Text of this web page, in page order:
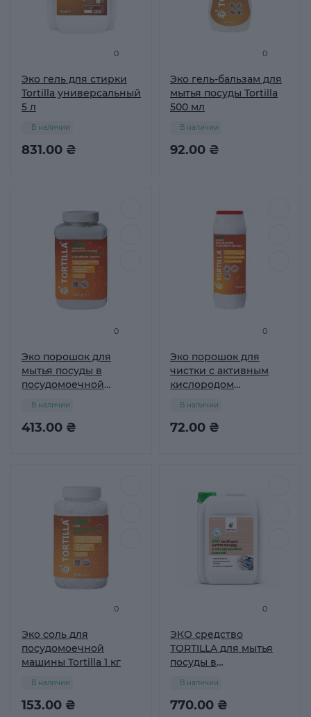
0
Эко гель для стирки
Tortilla универсальный
5 л
831.00 ₴
В наличии
0
Эко гель-бальзам для
мытья посуды Tortilla
500 мл
92.00 ₴
В наличии
0
Эко порошок для
мытья посуды в
посудомоечной
413.00 ₴
В наличии
0
Эко порошок для
чистки с активным
кислородом
72.00 ₴
В наличии
0
Эко соль для
посудомоечной
машины Tortilla 1 кг
153.00 ₴
В наличии
0
ЭКО средство
TORTILLA для мытья
посуды в
770.00 ₴
В наличии